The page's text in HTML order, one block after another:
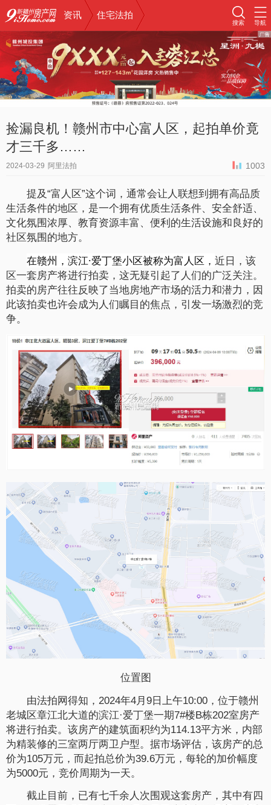
资讯 住宅法拍
搜索 导航
捡漏良机！赣州市中心富人区，起拍单价竟
才三千多……
2024-03-29 阿里法拍 1003
提及“富人区”这个词，通常会让人联想到拥有高品质
生活条件的地区，是一个拥有优质生活条件、安全舒适、
文化氛围浓厚、教育资源丰富、便利的生活设施和良好的
社区氛围的地方。
在赣州，滨江·爱丁堡小区被称为富人区， 近日，该
区一套房产将进行拍卖，这无疑引起了人们的广泛关注。
拍卖的房产往往反映了当地房地产市场的活力和潜力，因
此该拍卖也许会成为人们瞩目的焦点，引发一场激烈的竞
争。
位置图
由法拍网得知，2024年4月9日上午10:00，位于赣州
老城区章江北大道的滨江·爱丁堡一期7#楼B栋202室房产
将进行拍卖。该房产的建筑面积约为114.13平方米，内部
为精装修的三室两厅两卫户型。据市场评估，该房产的总
价为105万元，而起拍总价为39.6万元，每轮的加价幅度
为5000元，竞价周期为一天。
截止目前，已有七千余人次围观这套房产，其中有四